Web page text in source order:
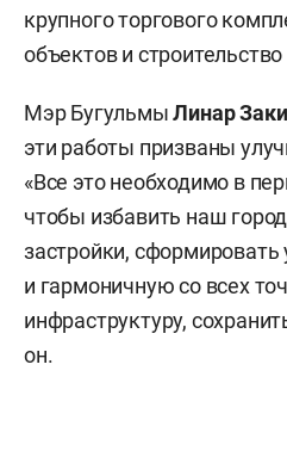
крупного торгового
объектов и
Мэр БугульмыЛинар
эти работы призваны
«Все это необходимо в
чтобы избавить наш
застройки,
и гармоничную со всех
инфраструктуру,
он.